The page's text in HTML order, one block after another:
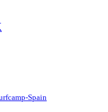
Spain